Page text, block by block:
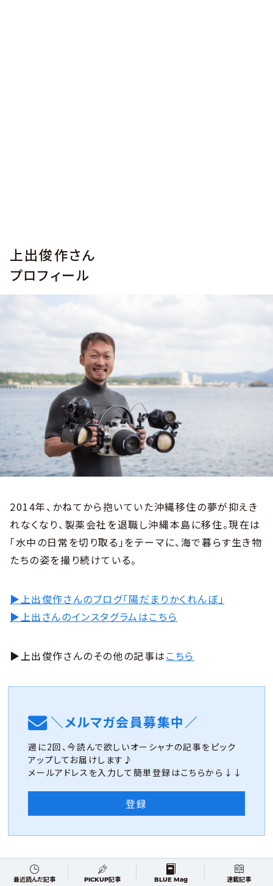
上出俊作さん
プロフィール
2014年、かねてから抱いていた沖縄移住の夢が抑えき
れなくなり、製薬会社を退職し沖縄本島に移住。現在は
「水中の日常を切り取る」をテーマに、海で暮らす生き物
たちの姿を撮り続けている。
▶上出俊作さんのブログ「陽だまりかくれんぼ」
▶上出さんのインスタグラムはこちら
▶上出俊作さんのその他の記事はこちら
＼メルマガ会員募集中／
週に2回、今読んで欲しいオーシャナの記事をピック
アップしてお届けします♪
メールアドレスを入力して簡単登録はこちらから↓↓
登録
SHARE
最近読んだ記事 PICKUP記事 BLUE Mag 連載記事